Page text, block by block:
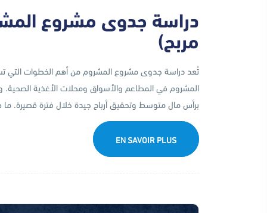
دراسة جدوى مشروع
مربح)
تُعد دراسة جدوى مشروع المشروم من أهم الخطوات التي
المشروم في المطاعم والأسواق ومحلات الأغذية الصحية.
برأس مال متوسط وتحقيق أرباح جيدة خلال فترة قصيرة.
EN SAVOIR PLUS